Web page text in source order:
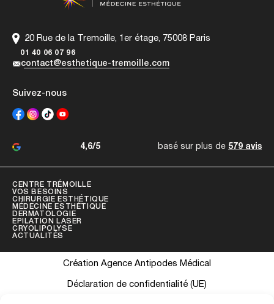
20 Rue de la Tremoille, 1er étage, 75008 Paris
01 40 06 07 96
contact@esthetique-tremoille.com
Suivez-nous
4,6/5 basé sur plus de 579 avis
CENTRE TRÉMOILLE
VOS BESOINS
CHIRURGIE ESTHÉTIQUE
MÉDECINE ESTHÉTIQUE
DERMATOLOGIE
EPILATION LASER
CRYOLIPOLYSE
ACTUALITÉS
Création Agence Antipodes Médical
Déclaration de confidentialité (UE)